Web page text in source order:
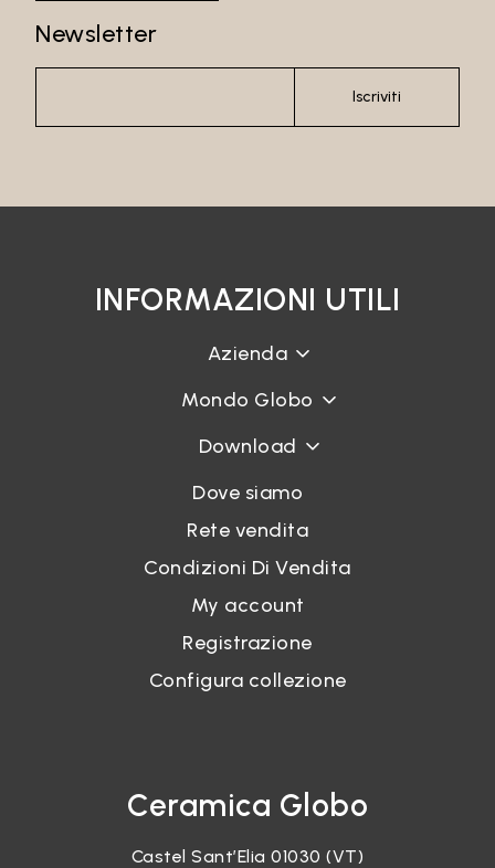
Newsletter
Iscriviti
INFORMAZIONI UTILI
Azienda
Mondo Globo
Download
Dove siamo
Rete vendita
Condizioni Di Vendita
My account
Registrazione
Configura collezione
Ceramica Globo
Castel Sant’Elia 01030 (VT)